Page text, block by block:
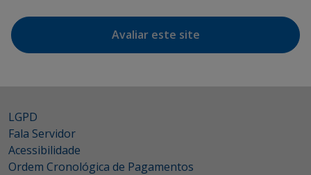
Avaliar este site
LGPD
Fala Servidor
Acessibilidade
Ordem Cronológica de Pagamentos